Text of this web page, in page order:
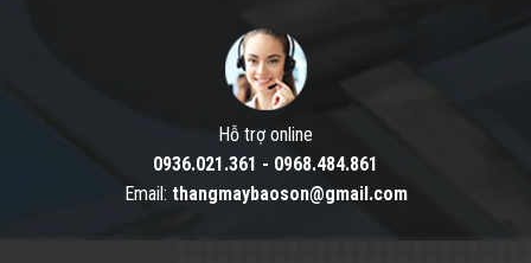
Hỗ trợ online
0936.021.361 - 0968.484.861
Email: thangmaybaoson@gmail.com